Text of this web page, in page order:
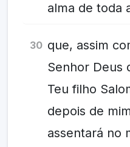
alma de toda
30 que, assim
Senhor Deus
Teu filho
depois de
assentará no